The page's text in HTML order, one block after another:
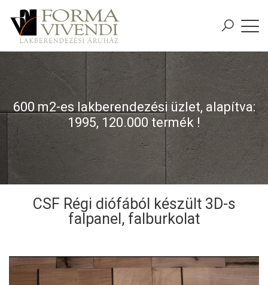
600 m2-es lakberendezési üzlet, alapítva:
1995, 120.000 termék !
CSF Régi diófából készült 3D-s
falpanel, falburkolat